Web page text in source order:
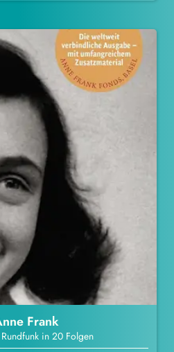
Frank
in 20 Folgen